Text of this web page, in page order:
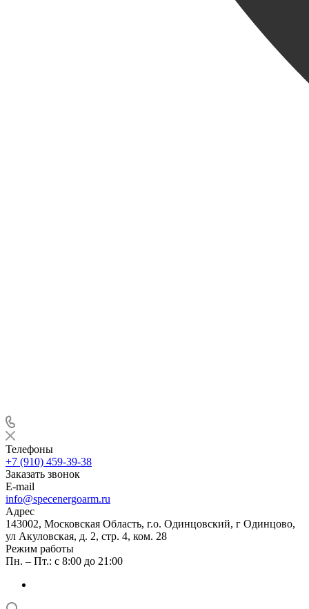
Телефоны
+7 (910) 459-39-38
Заказать звонок
E-mail
info@specenergoarm.ru
Адрес
143002, Московская Область, г.о. Одинцовский, г Одинцово,
ул Акуловская, д. 2, стр. 4, ком. 28
Режим работы
Пн. – Пт.: с 8:00 до 21:00